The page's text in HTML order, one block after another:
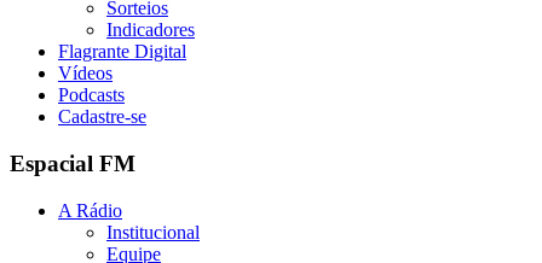
Sorteios
Indicadores
Flagrante Digital
Vídeos
Podcasts
Cadastre-se
Espacial FM
A Rádio
Institucional
Equipe